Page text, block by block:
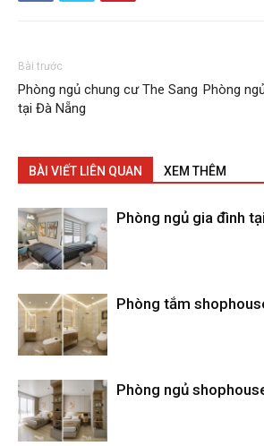
Bài trước
Phòng ngủ chung cư The Sang
tại Đà Nẵng
Phòng
BÀI VIẾT LIÊN QUAN XEM THÊM
Phòng ngủ gia đình
Phòng tắm
Phòng ngủ